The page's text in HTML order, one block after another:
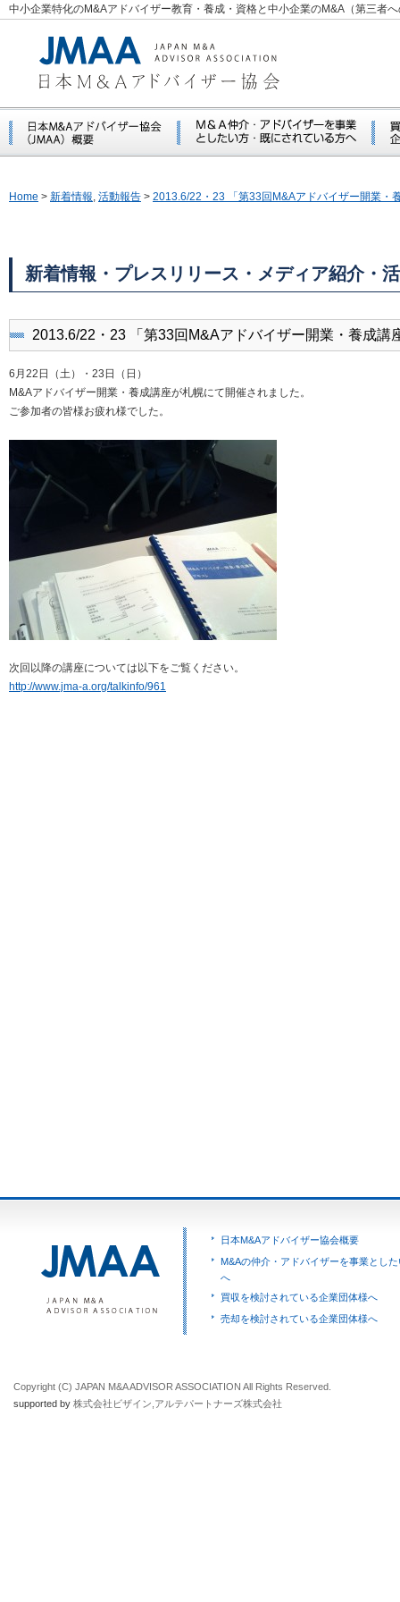
中小企業特化のM&Aアドバイザー教育・養成・資格と中小企業のM&A（第三者
Home > 新着情報, 活動報告 > 2013.6/22・23 「第33回M&Aアドバイザー開業・
新着情報・プレスリリース・メディア紹介・
2013.6/22・23 「第33回M&Aアドバイザー開業・養成講
6月22日（土）・23日（日）
M&Aアドバイザー開業・養成講座が札幌にて開催されました。
ご参加者の皆様お疲れ様でした。
次回以降の講座については以下をご覧ください。
http://www.jma-a.org/talkinfo/961
日本M&Aアドバイザー協会概要
M&Aの仲介・アドバイザーを事業とし
へ
買収を検討されている企業団体様へ
売却を検討されている企業団体様へ
Copyright (C) JAPAN M&A ADVISOR ASSOCIATION All Rights Reserved.
supported by 株式会社ビザイン アルテパートナーズ株式会社